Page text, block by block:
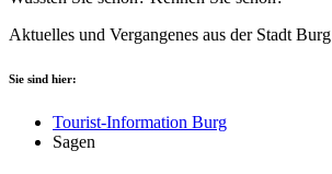
Aktuelles und Vergangenes aus der Stadt Burg
Sie sind hier:
Tourist-Information Burg
Sagen